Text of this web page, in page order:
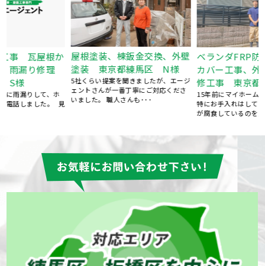
屋根塗装、棟鈑金交換、外壁
塗装 東京都練馬区 N様
5社くらい提案を聞きましたが、エージ
ェントさんが一番丁寧にご対応くださ
いました。 職人さんも･･･
ベランダFRP防水工事、屋根
カバー工事、外壁塗装、庇補
修工事 東京都板橋区 K様
15年前にマイホームを購入してから、
特にお手入れはしておらず、ある時庇
が腐食しているのを見つ･･･